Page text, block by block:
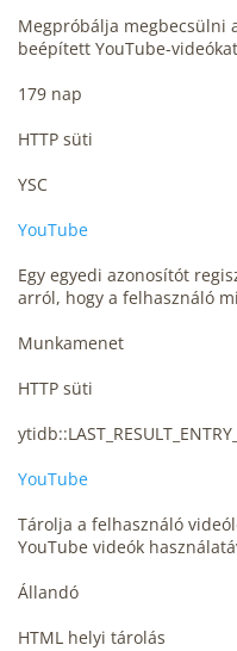
Megpróbálja megbecsülni
beépített YouTube-
179 nap
HTTP süti
YSC
YouTube
Egy egyedi azonosítót
arról, hogy a felhasználó
Munkamenet
HTTP süti
YouTube
Tárolja a felhasználó
YouTube videók
Állandó
HTML helyi tárolás